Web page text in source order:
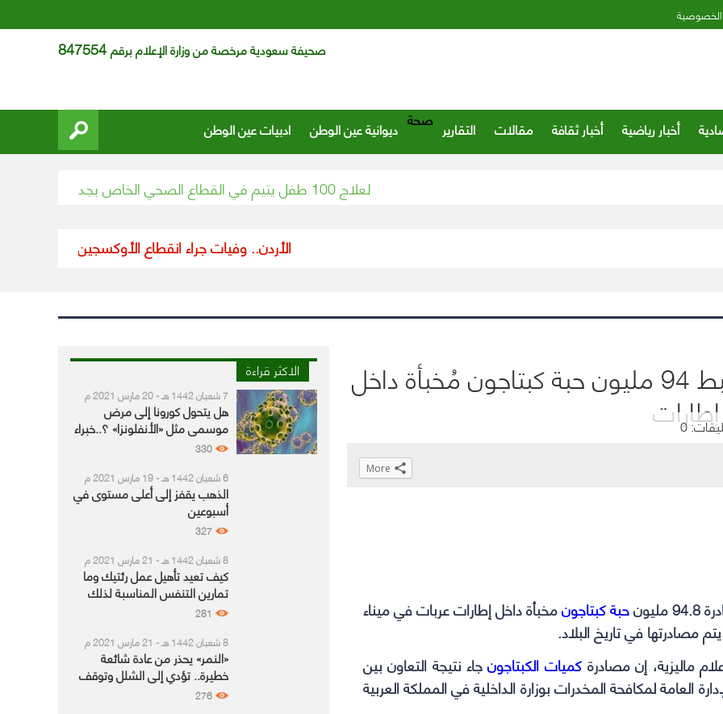
صحيفة سعودية مرخصة من وزارة الإعلام برقم847554
أخبار رياضية أخبار ثقافة مقالات التقارير صحة ديوانية عين الوطن ادبيات عين الوطن
((ابتسم)) لعلاج 100 طفل يتيم في القطاع الصحي الخاص بجدة
الأردن.. وفيات جراء انقطاع الأوكسجين داخل
بمساعدة المملكة.. ماليزيا تضبط 94 مليون حبة كبتاجون مُخبأة داخل
إطارات
0
حبة كبتاجونمخبأة داخل إطارات عربات في ميناء
ماليزية، إن مصادرةكميات الكبتاجونجاء نتيجة التعاون بين
العامة لمكافحة المخدرات بوزارة الداخلية في المملكة العربية
in
window)
in
window)
Click
in
window)
Click
in
window)
More
الاكثر قراءة
7 شعبان 1442 هـ - 20 مارس 2021 م
هل يتحول كورونا إلى مرض
موسمي مثل «الأنفلونزا» ؟..خبراء
الأمم المتحدة يجيبون
330
6 شعبان 1442 هـ - 19 مارس 2021 م
الذهب يقفز إلى أعلى مستوى في
أسبوعين
327
8 شعبان 1442 هـ - 21 مارس 2021 م
كيف تعيد تأهيل عمل رئتيك وما
تمارين التنفس المناسبة لذلك
281
8 شعبان 1442 هـ - 21 مارس 2021 م
«النمر» يحذر من عادة شائعة
خطيرة.. تؤدي إلى الشلل وتوقف
التنفس
276